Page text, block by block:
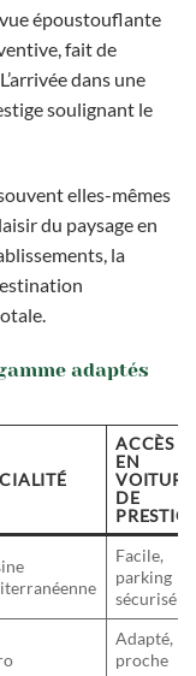
époustouflante
fait de
dans une
soulignant le
elles-mêmes
du paysage en
la
adaptés
ACCÈS
EN
VOITURE
DE
Facile,
parking
sécurisé
Adapté,
proche